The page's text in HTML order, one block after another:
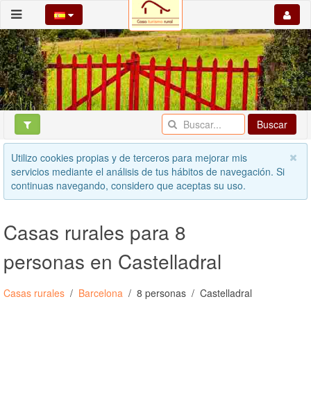
Buscar
Utilizo cookies propias y de terceros para mejorar mis
servicios mediante el análisis de tus hábitos de navegación. Si
continuas navegando, considero que aceptas su uso.
Casas rurales para 8
personas en Castelladral
Casas rurales Barcelona 8 personas Castelladral